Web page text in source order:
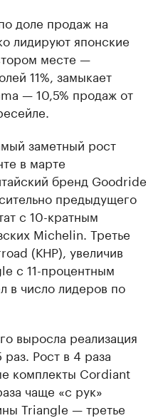
доле продаж на
лидируют японские
месте —
11%, замыкает
— 10,5% продаж от
заметный рост
в марте
бренд Goodride
предыдущего
с 10-кратным
Michelin. Третье
(КНР), увеличив
с 11-процентным
в число лидеров по
выросла реализация
Рост в 4 раза
комплекты Cordiant
чаще «с рук»
Triangle — третье